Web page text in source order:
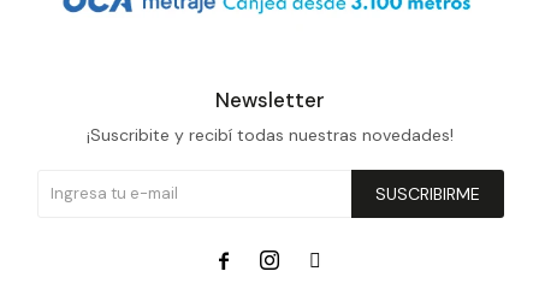
Newsletter
¡Suscribite y recibí todas nuestras novedades!
SUSCRIBIRME
  